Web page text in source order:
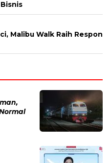
Malibu Walk Raih Respon